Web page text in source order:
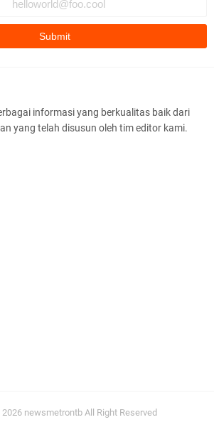
Mataram Patroli di Wilayah
Siap Jaga Kondusivitas
informasi yang berkualitas baik dari
yang telah disusun oleh tim editor kami.
2026 newsmetrontbAll Right Reserved